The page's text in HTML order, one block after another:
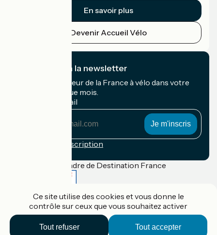
En savoir plus
Devenir Accueil Vélo
Je m'abonne à la newsletter
Recevez le meilleur de la France à vélo dans votre
boîte mail chaque mois.
Mon adresse mail
Conditions d'inscription
Financé dans le cadre de Destination France
Accueil Vélo Pro
Contact
Mentions légales
Ce site utilise des cookies et vous donne le
contrôle sur ceux que vous souhaitez activer
Tout accepter
Tout refuser